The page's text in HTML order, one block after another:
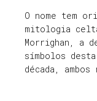
O nome tem
mitologia
Morrighan, a
símbolos
década,